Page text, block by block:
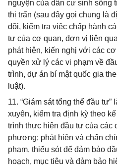
nguyện của dân cư sinh sống
thị trấn (sau đây gọi chung là
dõi, kiểm tra việc chấp hành
tư của cơ quan, đơn vị liên
phát hiện, kiến nghị với các
quyền xử lý các vi phạm về
trình, dự án bí mật quốc gia
luật).
11. “Giám sát tổng thể đầu
xuyên, kiểm tra định kỳ theo
trình thực hiện đầu tư của các
phương; phát hiện và chấn
phạm, thiếu sót để đảm bảo
hoạch, mục tiêu và đảm bảo